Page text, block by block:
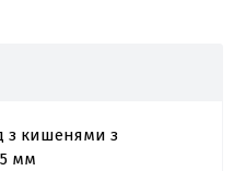
з кишенями з
мм